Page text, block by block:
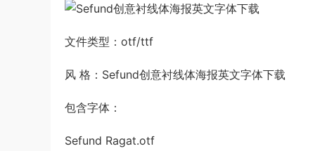
文件类型：otf/ttf
风 格：Sefund创意衬线体海报英文字体下载
包含字体：
Sefund Ragat.otf